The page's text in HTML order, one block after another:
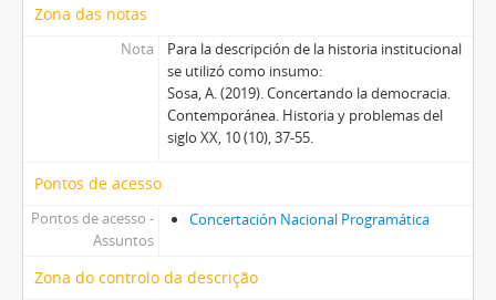
Zona das notas
Nota
Para la descripción de la historia institucional
se utilizó como insumo:
Sosa, A. (2019). Concertando la democracia.
Contemporánea. Historia y problemas del
siglo XX, 10 (10), 37-55.
Pontos de acesso
Pontos de acesso -
Assuntos
Concertación Nacional Programática
Zona do controlo da descrição